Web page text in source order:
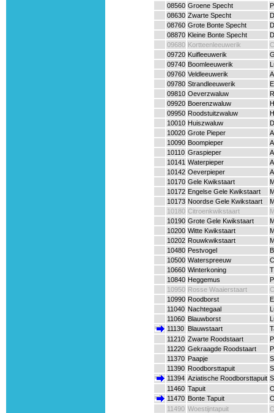
08560 Groene Specht
08630 Zwarte Specht
08760 Grote Bonte Specht
08870 Kleine Bonte Specht
09680 Kortteenleeuwerik
09720 Kuifleeuwerik
09740 Boomleeuwerik
09760 Veldleeuwerik
09780 Strandleeuwerik
09810 Oeverzwaluw
09920 Boerenzwaluw
09950 Roodstuitzwaluw
10010 Huiszwaluw
10020 Grote Pieper
10090 Boompieper
10110 Graspieper
10141 Waterpieper
10142 Oeverpieper
10170 Gele Kwikstaart
10172 Engelse Gele Kwikstaart
10173 Noordse Gele Kwikstaart
10180 Citroenkwikstaart
10190 Grote Gele Kwikstaart
10200 Witte Kwikstaart
10202 Rouwkwikstaart
10480 Pestvogel
10500 Waterspreeuw
10660 Winterkoning
10840 Heggemus
10950 Rosse Waaierstaart
10990 Roodborst
11040 Nachtegaal
11060 Blauwborst
11130
Blauwstaart
11210 Zwarte Roodstaart
11220 Gekraagde Roodstaart
11370 Paapje
11390 Roodborsttapuit
11394 Aziatische Roodborsttapuit
11460 Tapuit
11470 Bonte Tapuit
11490 Woestijntapuit